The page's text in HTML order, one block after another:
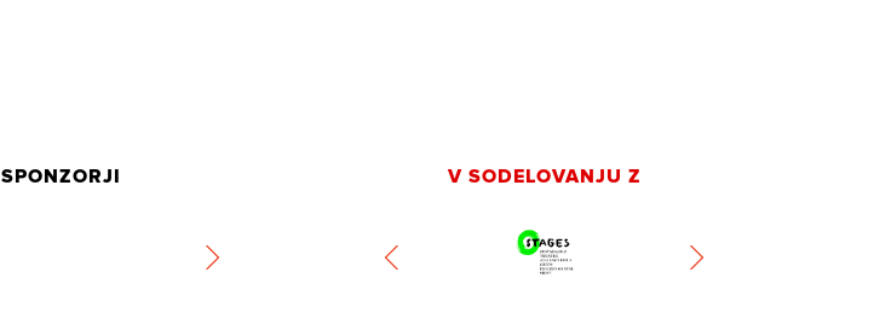
SPONZORJI V SODELOVANJU Z